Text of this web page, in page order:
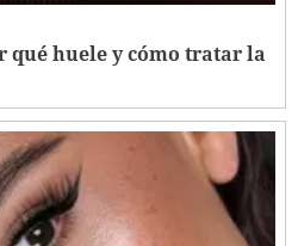
qué huele y cómo tratar la